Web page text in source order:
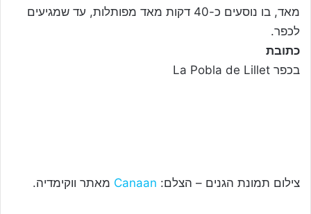
מאד, בו נוסעים כ-40 דקות מאד מפותלות, עד שמגיעים
לכפר.
כתובת
בכפר La Pobla de Lillet
צילום תמונת הגנים – הצלם: Canaan מאתר ווקימדיה.